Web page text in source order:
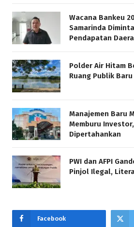
Wacana Bankeu
Samarinda
Pendapatan
Polder Air Hitam
Ruang Publik
Manajemen Baru
Memburu
Dipertahankan
PWI dan AFPI
Pinjol Ilegal,
Facebook